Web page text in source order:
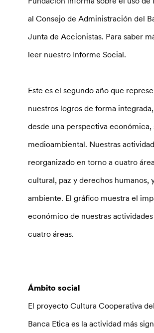
al Consejo de Administración del
Junta de Accionistas. Para saber
leer nuestro Informe Social.
Este es el segundo año que
nuestros logros de forma
desde una perspectiva económica,
medioambiental. Nuestras
reorganizado en torno a cuatro
cultural, paz y derechos humanos,
ambiente. El gráfico muestra el
económico de nuestras
cuatro áreas.
Ámbito social
El proyecto Cultura Cooperativa
Banca Etica es la actividad más